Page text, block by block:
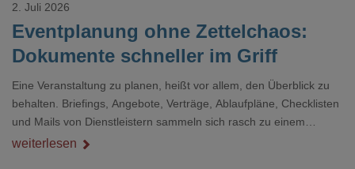
Eventplanung ohne Zettelchaos:
Dokumente schneller im Griff
2. Juli 2026
Eine Veranstaltung zu planen, heißt vor allem, den Überblick zu
behalten. Briefings, Angebote, Verträge, Ablaufpläne, Checklisten
und Mails von Dienstleistern sammeln sich rasch zu einem
unübersichtlichen Stapel. Wer schon einmal kurz vor einem Event
weiterlesen